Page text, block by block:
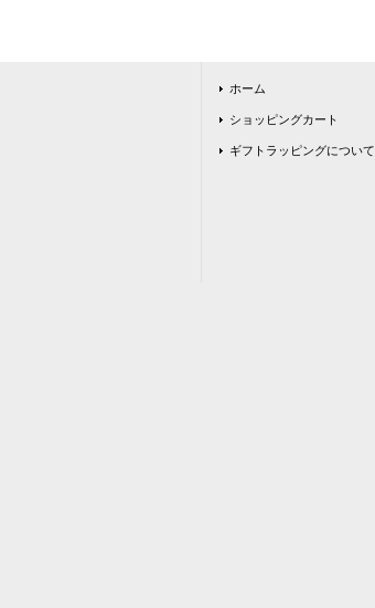
ホーム
ショッピングカート
ギフトラッピングについて